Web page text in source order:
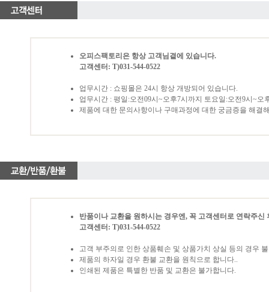
오피스팩토리은 항상 고객님곁에 있습니다.
고객센터: T)031-544-0522
업무시간 : 쇼핑몰은 24시 항상 개방되어 있습니다.
업무시간 : 평일:오전09시~오후7시까지 토요일:오전9시~오
제품에 대한 문의사항이나 구매과정에 대한 궁금증을 해결
반품이나 교환을 원하시는 경우엔, 꼭 고객센터로 연락주
고객센터: T)031-544-0522
고객 부주의로 인한 상품훼손 및 상품가치 상실 등의 경우
제품의 하자일 경우 환불 교환을 원칙으로 합니다..
인쇄된 제품은 특별한 반품 및 교환은 불가합니다.